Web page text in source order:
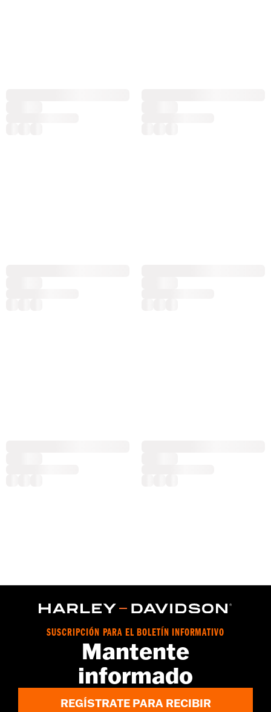
SUSCRIPCIÓN PARA EL BOLETÍN INFORMATIVO
Mantente
informado
REGÍSTRATE PARA RECIBIR